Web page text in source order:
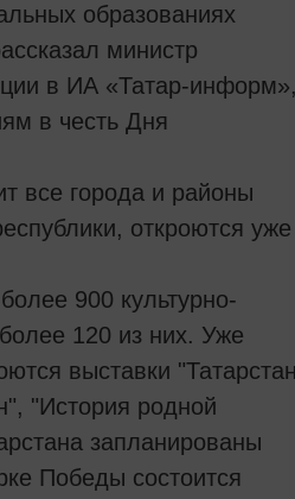
образованиях
министр
в ИА «Татар-
в честь Дня
все города и районы
откроются уже
900 культурно-
120 из них. Уже
выставки
"История родной
запланированы
Победы состоится